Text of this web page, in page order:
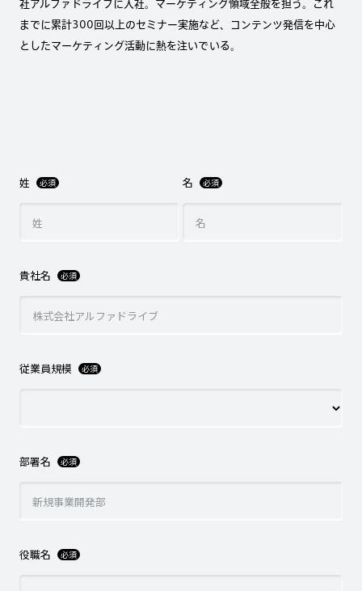
社アルファドライブに入社。マーケティング領域全般を担う。これ
までに累計300回以上のセミナー実施など、コンテンツ発信を中心
としたマーケティング活動に熱を注いでいる。